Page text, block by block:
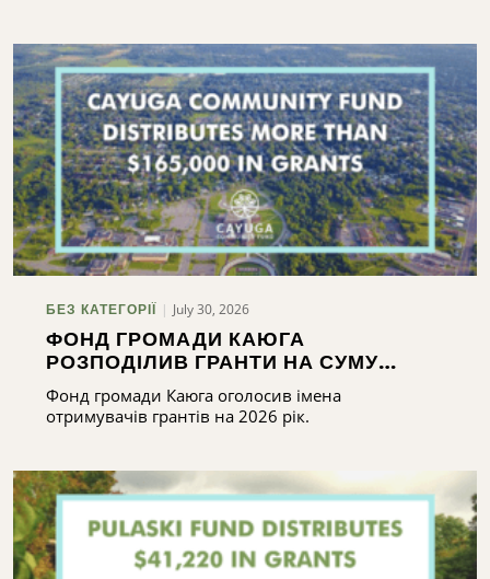
БЕЗ КАТЕГОРІЇ July 30, 2026
ФОНД ГРОМАДИ КАЮГА
РОЗПОДІЛИВ ГРАНТИ НА СУМУ
ПОНАД 165 000 ДОЛАРІВ
Фонд громади Каюга оголосив імена
отримувачів грантів на 2026 рік.